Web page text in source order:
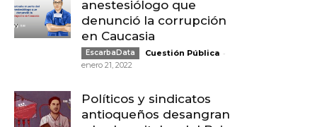
anestesiólogo que
denunció la corrupción
en Caucasia
EscarbaData Cuestión Pública -
enero 21, 2022
Políticos y sindicatos
antioqueños desangran